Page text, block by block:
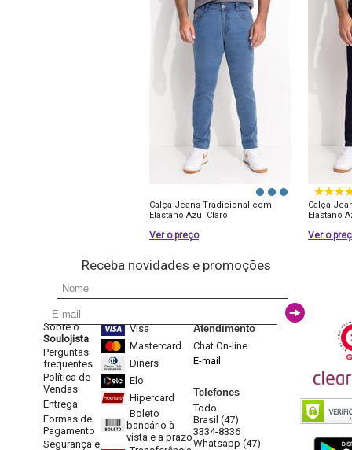
Calça Jeans Tradicional com
Elastano Azul Claro
Ver o preço
Calça
Elastano
Ver o
Receba novidades e promoções
Sobre o
Soulojista
Perguntas
frequentes
Política de
Vendas
Entrega
Formas de
Pagamento
Segurança e
Visa
Mastercard
Diners
Elo
Hipercard
Boleto
bancário à
vista e a prazo
Atendimento
Chat On-line
E-mail
Telefones
Todo
Brasil (47)
3334-8336
Whatsapp (47)